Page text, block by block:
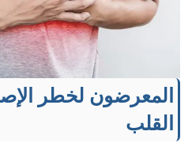
المعرضون لخطر
القلب